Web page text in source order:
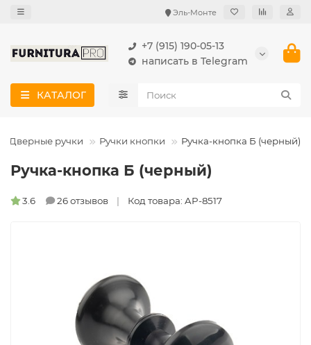
Эль-Монте
+7 (915) 190-05-13
написать в Telegram
КАТАЛОГ
Дверные ручки Ручки кнопки Ручка-кнопка Б (черный)
Ручка-кнопка Б (черный)
3.6 26 отзывов Код товара: AP-8517